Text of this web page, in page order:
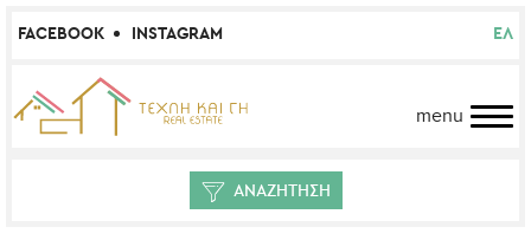
FACEBOOK INSTAGRAM ΕΛ
menu
ΑΝΑΖΗΤΗΣΗ